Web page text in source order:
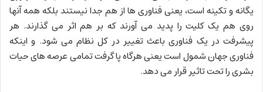
یگانه و تکینه است، یعنی فناوری ها از هم جدا نیستند بلکه همه آنها
روی هم یک کلیت را پدید می آورند که بر هم اثر می گذارند. هر
پیشرفت در یک فناوری باعث تغییر در کل نظام می شود. و اینکه
فناوری جهان شمول است یعنی هرگاه پا گرفت تمامی عرصه های حیات
بشری را تحت تاثیر قرار می دهد.